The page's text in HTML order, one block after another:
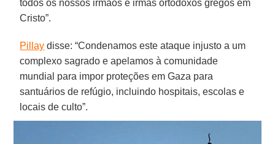
todos os nossos irmãos e irmãs ortodoxos gregos em
Cristo”.
Pillay disse: “Condenamos este ataque injusto a um
complexo sagrado e apelamos à comunidade
mundial para impor proteções em Gaza para
santuários de refúgio, incluindo hospitais, escolas e
locais de culto”.